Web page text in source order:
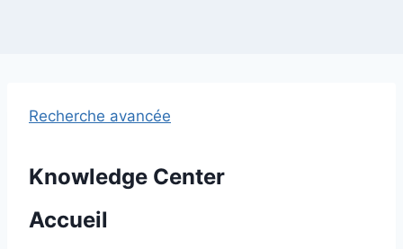
Recherche avancée
Knowledge Center
Accueil